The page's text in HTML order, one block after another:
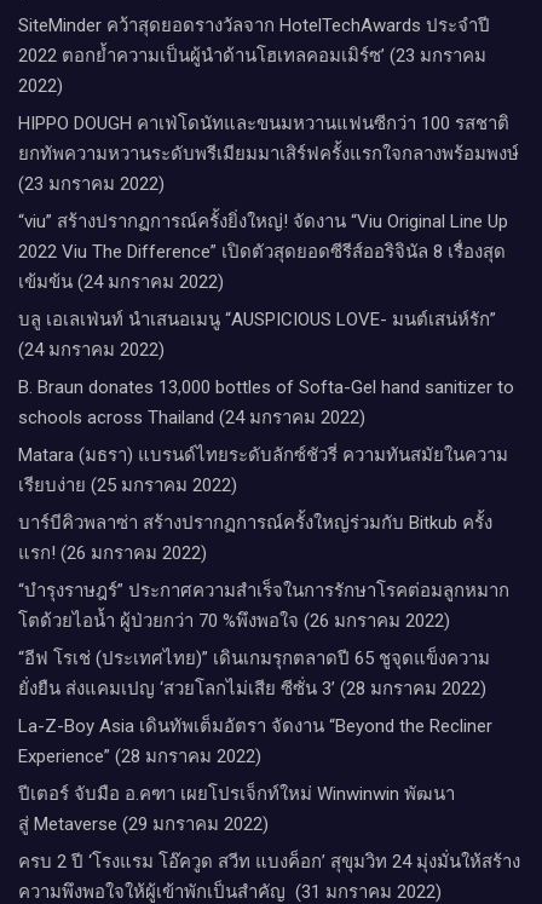
SiteMinder คว้าสุดยอดรางวัลจาก HotelTechAwards ประจำปี
2022 ตอกย้ำความเป็นผู้นำด้านโฮเทลคอมเมิร์ซ’ (23 มกราคม
2022)
HIPPO DOUGH คาเฟ่โดนัทและขนมหวานแฟนซีกว่า 100 รสชาติ
ยกทัพความหวานระดับพรีเมียมมาเสิร์ฟครั้งแรกใจกลางพร้อมพงษ์
(23 มกราคม 2022)
“viu” สร้างปรากฏการณ์ครั้งยิ่งใหญ่! จัดงาน “Viu Original Line Up
2022 Viu The Difference” เปิดตัวสุดยอดซีรีส์ออริจินัล 8 เรื่องสุด
เข้มข้น (24 มกราคม 2022)
บลู เอเลเฟ่นท์ นำเสนอเมนู “AUSPICIOUS LOVE- มนต์เสน่ห์รัก”
(24 มกราคม 2022)
B. Braun donates 13,000 bottles of Softa-Gel hand sanitizer to
schools across Thailand (24 มกราคม 2022)
Matara (มธรา) แบรนด์ไทยระดับลักซ์ชัวรี่ ความทันสมัยในความ
เรียบง่าย (25 มกราคม 2022)
บาร์บีคิวพลาซ่า สร้างปรากฏการณ์ครั้งใหญ่ร่วมกับ Bitkub ครั้ง
แรก! (26 มกราคม 2022)
“บำรุงราษฎร์” ประกาศความสำเร็จในการรักษาโรคต่อมลูกหมาก
โตด้วยไอน้ำ ผู้ป่วยกว่า 70 %พึงพอใจ (26 มกราคม 2022)
“อีฟ โรเช่ (ประเทศไทย)” เดินเกมรุกตลาดปี 65 ชูจุดแข็งความ
ยั่งยืน ส่งแคมเปญ ‘สวยโลกไม่เสีย ซีซั่น 3’ (28 มกราคม 2022)
La-Z-Boy Asia เดินทัพเต็มอัตรา จัดงาน “Beyond the Recliner
Experience” (28 มกราคม 2022)
ปีเตอร์ จับมือ อ.คฑา เผยโปรเจ็กท์ใหม่ Winwinwin พัฒนา
สู่ Metaverse (29 มกราคม 2022)
ครบ 2 ปี ‘โรงแรม โอ๊ควูด สวีท แบงค็อก’ สุขุมวิท 24 มุ่งมั่นให้สร้าง
ความพึงพอใจให้ผู้เข้าพักเป็นสำคัญ (31 มกราคม 2022)